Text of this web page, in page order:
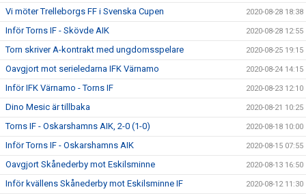
Vi möter Trelleborgs FF i Svenska Cupen 2020-08-28 18:38
Inför Torns IF - Skövde AIK 2020-08-28 12:55
Torn skriver A-kontrakt med ungdomsspelare 2020-08-25 19:15
Oavgjort mot serieledarna IFK Värnamo 2020-08-24 14:15
Inför IFK Värnamo - Torns IF 2020-08-23 12:10
Dino Mesic är tillbaka 2020-08-21 10:25
Torns IF - Oskarshamns AIK, 2-0 (1-0) 2020-08-18 10:00
Inför Torns IF - Oskarshamns AIK 2020-08-15 07:55
Oavgjort Skånederby mot Eskilsminne 2020-08-13 16:50
Inför kvällens Skånederby mot Eskilsminne IF 2020-08-12 11:30